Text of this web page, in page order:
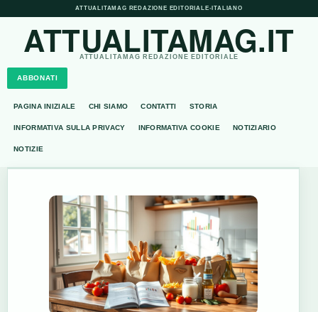
ATTUALITAMAG REDAZIONE EDITORIALE• ITALIANO
ATTUALITAMAG.IT
ATTUALITAMAG REDAZIONE EDITORIALE
ABBONATI
PAGINA INIZIALE CHI SIAMO CONTATTI STORIA
INFORMATIVA SULLA PRIVACY INFORMATIVA COOKIE NOTIZIARIO
NOTIZIE